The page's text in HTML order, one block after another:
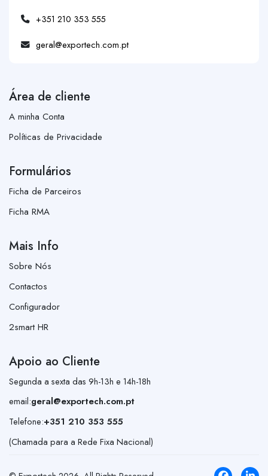
+351 210 353 555
geral@exportech.com.pt
Área de cliente
A minha Conta
Políticas de Privacidade
Formulários
Ficha de Parceiros
Ficha RMA
Mais Info
Sobre Nós
Contactos
Configurador
2smart HR
Apoio ao Cliente
Segunda a sexta das 9h-13h e 14h-18h
email:geral@exportech.com.pt
Telefone:+351 210 353 555
(Chamada para a Rede Fixa Nacional)